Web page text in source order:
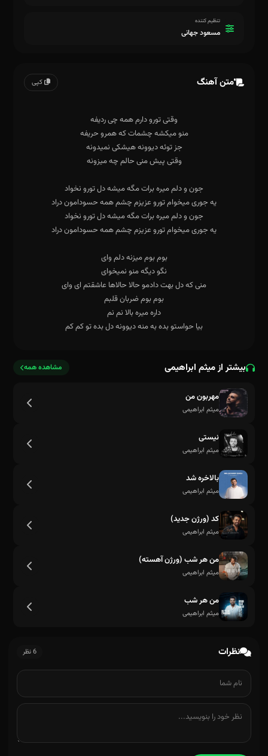
تنظیم کننده
مسعود جهانی
متن آهنگ کپی
بیشتر از میثم ابراهیمی مشاهده همه
مهربون من
میثم ابراهیمی
نیستی
میثم ابراهیمی
بالاخره شد
میثم ابراهیمی
کد (ورژن جدید)
میثم ابراهیمی
من هر شب (ورژن آهسته)
میثم ابراهیمی
من هر شب
میثم ابراهیمی
نظرات 6 نظر